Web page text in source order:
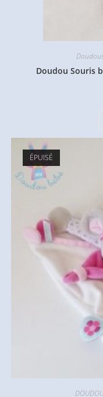
Doudou Souris
ÉPUISÉ